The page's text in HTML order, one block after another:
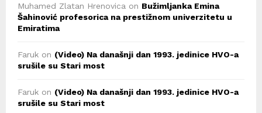
Muhamed Zlatan Hrenovica on Bužimljanka Emina
Šahinović profesorica na prestižnom univerzitetu u
Emiratima
Faruk on (Video) Na današnji dan 1993. jedinice HVO-a
srušile su Stari most
Faruk on (Video) Na današnji dan 1993. jedinice HVO-a
srušile su Stari most